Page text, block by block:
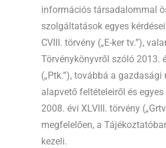
információs társadalommal
szolgáltatások egyes
CVIII. törvény („E-ker tv.”),
Törvénykönyvről szóló 2013.
(„Ptk.”), továbbá a gazdasági
alapvető feltételeiről és
2008. évi XLVIII. törvény
megfelelően, a
kezeli.